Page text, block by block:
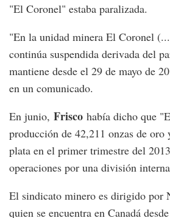
"El Coronel" estaba paralizada.
"En la unidad minera El Coronel
continúa suspendida derivada del
mantiene desde el 29 de mayo de
en un comunicado.
En junio, Frisco había dicho que
producción de 42,211 onzas de oro
plata en el primer trimestre del
operaciones por una división
El sindicato minero es dirigido por
quien se encuentra en Canadá